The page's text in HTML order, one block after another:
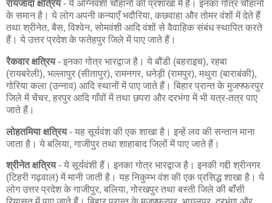
रायजादा क्षत्रिय- ये अग्निवंशी चौहानों की प्रशाखा में हैं। इनका गोत्र चौहानों
के समान है। ये लोग अपनी कन्याएँ भदौरिया, कछवाहा और तोमर वंशों में देते हैं
तथा श्रीनेत, बैस, विश्वेन, सोमवंशी आदि वंशों से वैवाहिक संबंध स्थापित करते
हैं। ये उत्तर प्रदेश के फतेहपुर जिले में पाए जाते हैं।
रैकवार क्षत्रिय- इनका गोत्र भारद्वाज है। ये बौंडी (बहराइच), रहबा
(रायबरेली), भल्लापुर (सीतापुर), रामनगर, धनेड़ी (रामपुर), मथुरा (बाराबंकी),
गोरिया कला (उन्नाव) आदि स्थानों में पाए जाते हैं। बिहार प्रान्त के मुजफ्फरपुर
जिले में चेंचर, हरपुर आदि गाँवों में तथा छपरा और दरभंगा में भी यत्र-तत्र पाए
जाते हैं।
लोहतमिया क्षत्रिय- यह सूर्यवंश की एक शाखा है। इन्हें लव की सन्तान माना
जाता है। ये बलिया, गाजीपुर तथा शाहाबाद जिलों में पाए जाते हैं।
श्रीनेत क्षत्रिय- ये सूर्यवंशी हैं। इनका गोत्र भारद्वाज है। इनकी गद्दी श्रीनगर
(टिहरी गढ़वाल) में मानी जाती है। यह निकुम्भ वंश की एक प्रसिद्ध शाखा है। ये
लोग उत्तर प्रदेश के गाजीपुर, बलिया, गोरखपुर तथा बस्ती जिले की बाँसी